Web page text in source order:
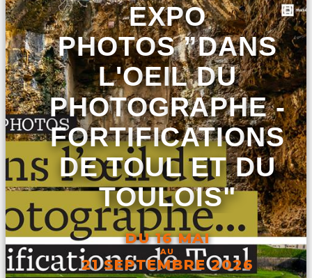
EXPO
PHOTOS ”DANS
L'OEIL DU
PHOTOGRAPHE -
FORTIFICATIONS
DE TOUL ET DU
TOULOIS"
DU 16 MAI
AU
21 SEPTEMBRE 2026